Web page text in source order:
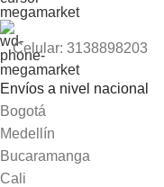
Celular: 3138898203
Envíos a nivel nacional
Bogotá
Medellín
Bucaramanga
Cali